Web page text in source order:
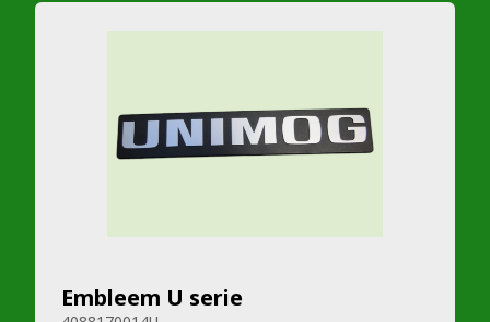
Embleem U serie